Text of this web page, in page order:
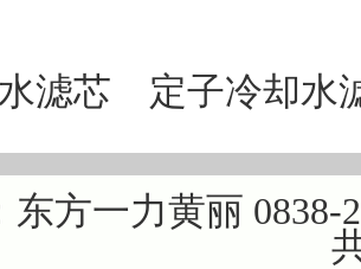
水滤芯 定子冷却水
东方一力黄丽